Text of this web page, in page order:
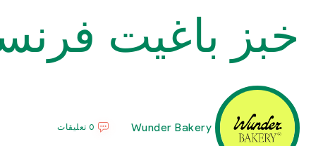
خبز باغيت
Wunder Bakery 0 تعليقات